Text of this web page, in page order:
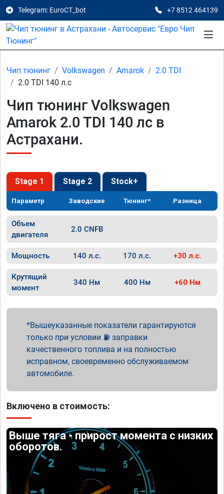
Telegram: EuroCT_bot +7 8512 464139
Чип тюнинг Volkswagen Amarok
2.0 TDI
2.0 TDI 140 л.с
Чип тюнинг Volkswagen
Amarok 2.0 TDI 140 лс в
Астрахани.
Stage 1 Stage 2 Stock+
Параметр Заводские Тюнинг* Разница
Объем
двигателя
2.0 CNFB
Мощность 140 л.с. 170 л.с. +30 л.с.
Крутящий
момент
340 Нм 400 Нм +60 Нм
Вышеуказанные показатели гарантируются
только при условии ⛽ заправки
качественного топлива и на полностью
исправном, своевременно обслуживаемом
автомобиле.
Включено в стоимость:
Выше тяга - прирост момента с низких
оборотов.